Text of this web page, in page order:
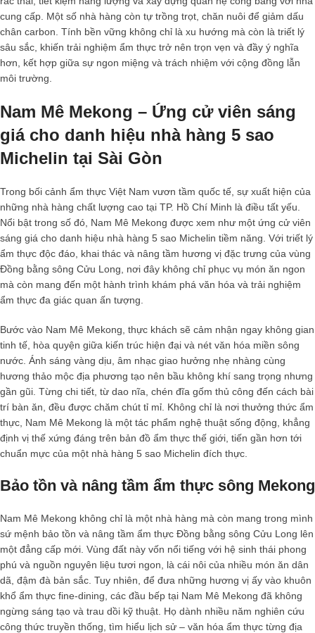
cung cấp. Một số nhà hàng còn tự trồng trọt, chăn nuôi để giảm dấu
chân carbon. Tính bền vững không chỉ là xu hướng mà còn là triết lý
sâu sắc, khiến trải nghiệm ẩm thực trở nên trọn vẹn và đầy ý nghĩa
hơn, kết hợp giữa sự ngon miệng và trách nhiệm với cộng đồng lẫn
môi trường.
Nam Mê Mekong – Ứng cử viên sáng
giá cho danh hiệu nhà hàng 5 sao
Michelin tại Sài Gòn
Trong bối cảnh ẩm thực Việt Nam vươn tầm quốc tế, sự xuất hiện của
những nhà hàng chất lượng cao tại TP. Hồ Chí Minh là điều tất yếu.
Nổi bật trong số đó, Nam Mê Mekong được xem như một ứng cử viên
sáng giá cho danh hiệu nhà hàng 5 sao Michelin tiềm năng. Với triết lý
ẩm thực độc đáo, khai thác và nâng tầm hương vị đặc trưng của vùng
Đồng bằng sông Cửu Long, nơi đây không chỉ phục vụ món ăn ngon
mà còn mang đến một hành trình khám phá văn hóa và trải nghiệm
ẩm thực đa giác quan ấn tượng.
Bước vào Nam Mê Mekong, thực khách sẽ cảm nhận ngay không gian
tinh tế, hòa quyện giữa kiến trúc hiện đại và nét văn hóa miền sông
nước. Ánh sáng vàng dịu, âm nhạc giao hưởng nhẹ nhàng cùng
hương thảo mộc địa phương tạo nên bầu không khí sang trọng nhưng
gần gũi. Từng chi tiết, từ dao nĩa, chén đĩa gốm thủ công đến cách bài
trí bàn ăn, đều được chăm chút tỉ mỉ. Không chỉ là nơi thưởng thức ẩm
thực, Nam Mê Mekong là một tác phẩm nghệ thuật sống động, khẳng
định vị thế xứng đáng trên bản đồ ẩm thực thế giới, tiến gần hơn tới
chuẩn mực của một nhà hàng 5 sao Michelin đích thực.
Bảo tồn và nâng tầm ẩm thực sông Mekong
Nam Mê Mekong không chỉ là một nhà hàng mà còn mang trong mình
sứ mệnh bảo tồn và nâng tầm ẩm thực Đồng bằng sông Cửu Long lên
một đẳng cấp mới. Vùng đất này vốn nổi tiếng với hệ sinh thái phong
phú và nguồn nguyên liệu tươi ngon, là cái nôi của nhiều món ăn dân
dã, đậm đà bản sắc. Tuy nhiên, để đưa những hương vị ấy vào khuôn
khổ ẩm thực fine-dining, các đầu bếp tại Nam Mê Mekong đã không
ngừng sáng tạo và trau dồi kỹ thuật. Họ dành nhiều năm nghiên cứu
công thức truyền thống, tìm hiểu lịch sử – văn hóa ẩm thực từng địa